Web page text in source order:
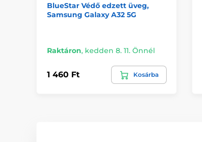
BlueStar Védő edzett üveg,
Samsung Galaxy A32 5G
Raktáron, kedden 8. 11. Önnél
1 460 Ft Kosárba